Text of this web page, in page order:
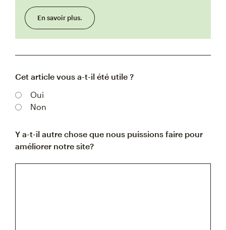
En savoir plus.
Cet article vous a-t-il été utile ?
Oui
Non
Y a-t-il autre chose que nous puissions faire pour
améliorer notre site?